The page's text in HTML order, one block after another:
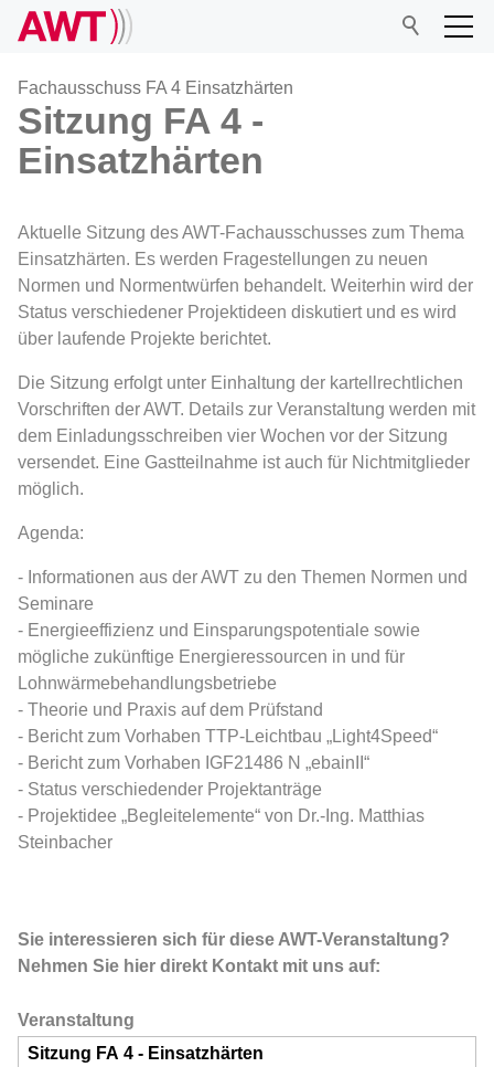
AWT
Netzwerk
Veranstaltungen
Forschung
Mitgliedschaft
Fachausschuss FA 4 Einsatzhärten
Sitzung FA 4 -
Einsatzhärten
Aktuelle Sitzung des AWT-Fachausschusses zum Thema
Einsatzhärten. Es werden Fragestellungen zu neuen
Normen und Normentwürfen behandelt. Weiterhin wird der
Status verschiedener Projektideen diskutiert und es wird
über laufende Projekte berichtet.
Die Sitzung erfolgt unter Einhaltung der kartellrechtlichen
Vorschriften der AWT. Details zur Veranstaltung werden mit
dem Einladungsschreiben vier Wochen vor der Sitzung
versendet. Eine Gastteilnahme ist auch für Nichtmitglieder
möglich.
Agenda:
- Informationen aus der AWT zu den Themen Normen und
Seminare
- Energieeffizienz und Einsparungspotentiale sowie
mögliche zukünftige Energieressourcen in und für
Lohnwärmebehandlungsbetriebe
- Theorie und Praxis auf dem Prüfstand
- Bericht zum Vorhaben TTP-Leichtbau „Light4Speed“
- Bericht zum Vorhaben IGF21486 N „ebainII“
- Status verschiedender Projektanträge
- Projektidee „Begleitelemente“ von Dr.-Ing. Matthias
Steinbacher
Sie interessieren sich für diese AWT-Veranstaltung?
Nehmen Sie hier direkt Kontakt mit uns auf:
Veranstaltung